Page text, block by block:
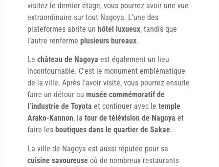
visitez le dernier étage, vous pourrez avoir une vue
extraordinaire sur tout Nagoya. L’une des
plateformes abrite un hôtel luxueux, tandis que
l’autre renferme plusieurs bureaux.
Le château de Nagoya est également un lieu
incontournable. C’est le monument emblématique
de la ville. Après l’avoir visité, vous pourrez ensuite
faire un détour au musée commémoratif de
l’industrie de Toyota et continuer avec le temple
Arako-Kannon, la tour de télévision de Nagoya et
faire les boutiques dans le quartier de Sakae.
La ville de Nagoya est aussi réputée pour sa
cuisine savoureuse où de nombreux restaurants